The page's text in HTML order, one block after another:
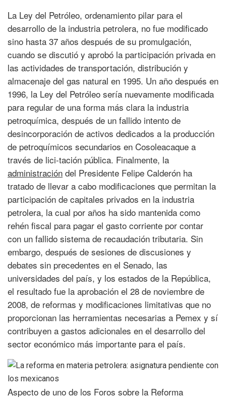
La Ley del Petróleo, ordenamiento pilar para el
desarrollo de la industria petrolera, no fue modificado
sino hasta 37 años después de su promulgación,
cuando se discutió y aprobó la participación privada en
las actividades de transportación, distribución y
almacenaje del gas natural en 1995. Un año después en
1996, la Ley del Petróleo sería nuevamente modificada
para regular de una forma más clara la industria
petroquímica, después de un fallido intento de
desincorporación de activos dedicados a la producción
de petroquímicos secundarios en Cosoleacaque a
través de lici-tación pública. Finalmente, la
administración del Presidente Felipe Calderón ha
tratado de llevar a cabo modificaciones que permitan la
participación de capitales privados en la industria
petrolera, la cual por años ha sido mantenida como
rehén fiscal para pagar el gasto corriente por contar
con un fallido sistema de recaudación tributaria. Sin
embargo, después de sesiones de discusiones y
debates sin precedentes en el Senado, las
universidades del país, y los estados de la República,
el resultado fue la aprobación el 28 de noviembre de
2008, de reformas y modificaciones limitativas que no
proporcionan las herramientas necesarias a Pemex y sí
contribuyen a gastos adicionales en el desarrollo del
sector económico más importante para el país.
Aspecto de uno de los Foros sobre la Reforma